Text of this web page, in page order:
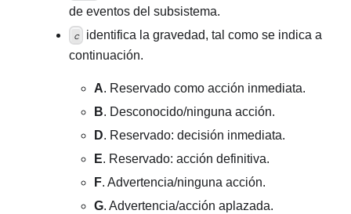
de eventos del subsistema.
c
identifica la gravedad, tal como se indica a
continuación.
A. Reservado como acción inmediata.
B. Desconocido/ninguna acción.
D. Reservado: decisión inmediata.
E. Reservado: acción definitiva.
F. Advertencia/ninguna acción.
G. Advertencia/acción aplazada.